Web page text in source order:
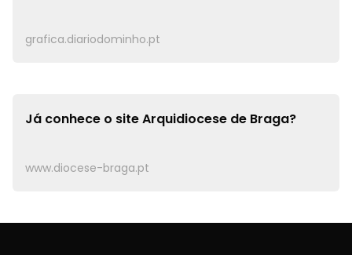
grafica.diariodominho.pt
Já conhece o siteArquidiocese de Braga?
www.diocese-braga.pt